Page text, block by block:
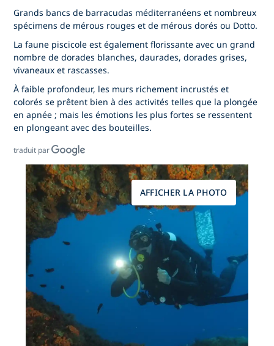
Grands bancs de barracudas méditerranéens et nombreux
spécimens de mérous rouges et de mérous dorés ou Dotto.
La faune piscicole est également florissante avec un grand
nombre de dorades blanches, daurades, dorades grises,
vivaneaux et rascasses.
À faible profondeur, les murs richement incrustés et
colorés se prêtent bien à des activités telles que la plongée
en apnée ; mais les émotions les plus fortes se ressentent
en plongeant avec des bouteilles.
traduit par
AFFICHER LA PHOTO